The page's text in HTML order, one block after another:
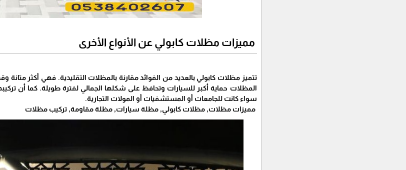
مميزات مظلات كابولي عن الأنواع الأخرى
تتميز مظلات كابولي بالعديد من الفوائد مقارنة بالمظلات التقليدية. فهي أكثر
المظلات حماية أكبر للسيارات وتحافظ على شكلها الجمالي لفترة طويلة. كما أن
سواء كانت للجامعات أو المستشفيات أو المولات التجارية.
مميزات مظلات, مظلات كابولي, مظلة سيارات, مظلة مقاومة, تركيب مظلات